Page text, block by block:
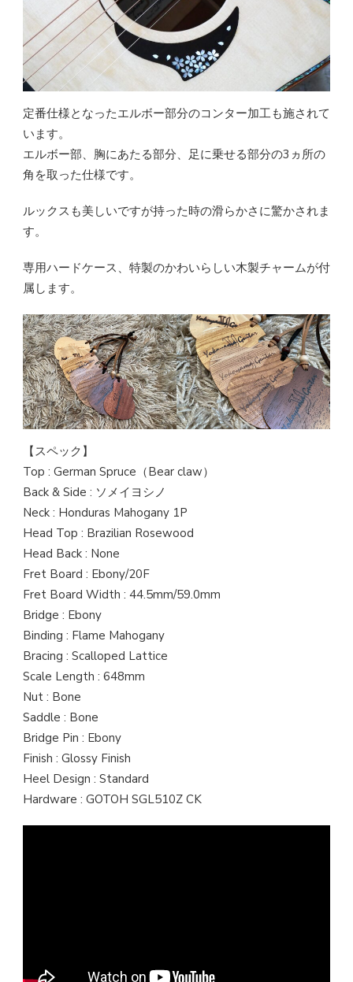
定番仕様となったエルボー部分のコンター加工も施されて
います。
エルボー部、胸にあたる部分、足に乗せる部分の3ヵ所の
角を取った仕様です。
ルックスも美しいですが持った時の滑らかさに驚かされま
す。
専用ハードケース、特製のかわいらしい木製チャームが付
属します。
【スペック】
Top : German Spruce（Bear claw）
Back & Side : ソメイヨシノ
Neck : Honduras Mahogany 1P
Head Top : Brazilian Rosewood
Head Back : None
Fret Board : Ebony/20F
Fret Board Width : 44.5mm/59.0mm
Bridge : Ebony
Binding : Flame Mahogany
Bracing : Scalloped Lattice
Scale Length : 648mm
Nut : Bone
Saddle : Bone
Bridge Pin : Ebony
Finish : Glossy Finish
Heel Design : Standard
Hardware : GOTOH SGL510Z CK